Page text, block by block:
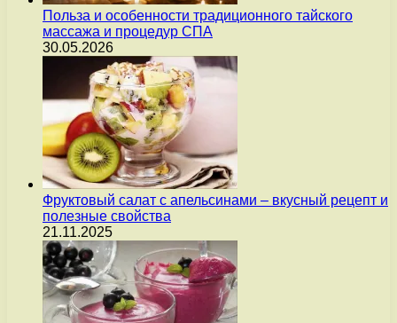
Польза и особенности традиционного тайского
массажа и процедур СПА
30.05.2026
Фруктовый салат с апельсинами – вкусный рецепт и
полезные свойства
21.11.2025